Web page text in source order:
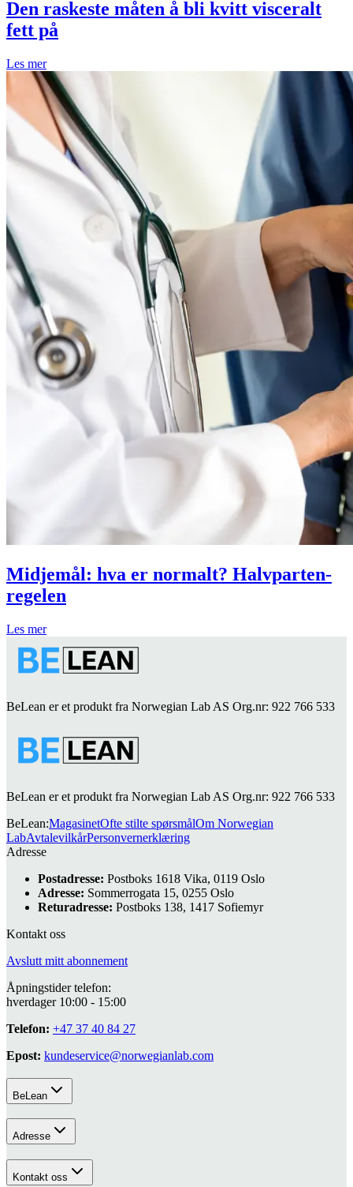
Den raskeste måten å bli kvitt visceralt
fett på
Les mer
Midjemål: hva er normalt? Halvparten-
regelen
Les mer
BeLean er et produkt fra Norwegian Lab AS Org.nr: 922 766 533
BeLean er et produkt fra Norwegian Lab AS Org.nr: 922 766 533
BeLean:MagasinetOfte stilte spørsmålOm Norwegian
LabAvtalevilkårPersonvernerklæring
Adresse
Postadresse: Postboks 1618 Vika, 0119 Oslo
Adresse: Sommerrogata 15, 0255 Oslo
Returadresse: Postboks 138, 1417 Sofiemyr
Kontakt oss
Avslutt mitt abonnement
Åpningstider telefon:
hverdager 10:00 - 15:00
Telefon: +47 37 40 84 27
Epost: kundeservice@norwegianlab.com
BeLean
Adresse
Kontakt oss